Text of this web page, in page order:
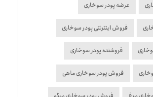
عرضه پودر سوخاری
فروش اینترنتی پودر سوخاری
فروشنده پودر سوخاری
فروش پودر سوخاری ماهی